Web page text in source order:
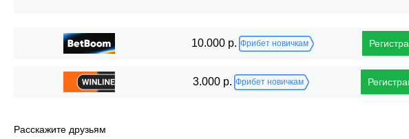
10.000 р. Фрибет новичкам
3.000 р. Фрибет новичкам
Расскажите друзьям